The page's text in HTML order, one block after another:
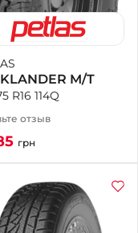
M/T
R16 114Q
отзыв
грн